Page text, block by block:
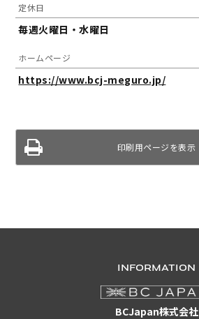
定休日
毎週火曜日・水曜日
ホームページ
https://www.bcj-meguro.jp/
印刷用ページを表示
INFORMATION
BCJapan株式会社